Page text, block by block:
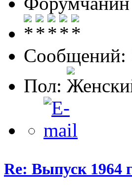
Сообщений:
Пол:
Re: Выпуск 1964